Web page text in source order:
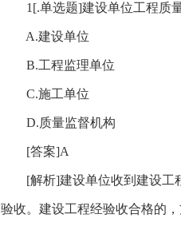
1[.单选题]建设单位工程质量
A.建设单位
B.工程监理单位
C.施工单位
D.质量监督机构
[答案]A
[解析]建设单位收到建设工程
验收。建设工程经验收合格的，